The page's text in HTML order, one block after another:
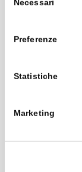
delNecessari
Preferenze
Statistiche
Marketing